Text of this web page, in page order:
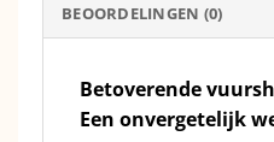
BEOORDELINGEN (0)
Betoverende
Een onvergetelijk